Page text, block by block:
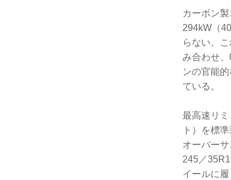
カーボン
294kW（
らない。
み合わせ
ンの官能
ている。
最高速リ
ト）を標
オーバー
245／
イールに履